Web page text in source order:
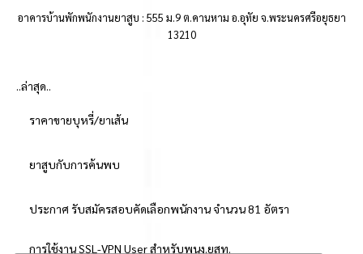
อาคารบ้านพักพนักงานยาสูบ : 555 ม.9 ต.คานหาม อ.อุทัย จ.พระนครศรีอยุธยา
13210
..ล่าสุด..
ราคาขายบุหรี่/ยาเส้น
ยาสูบกับการค้นพบ
ประกาศ รับสมัครสอบคัดเลือกพนักงาน จำนวน 81 อัตรา
การใช้งาน SSL-VPN User สำหรับพนง.ยสท.